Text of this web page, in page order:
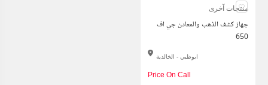
منتجات آخرى
جهاز كشف الذهب والمعادن جي اف
650
ابوظبي - الخالدية
Price On Call